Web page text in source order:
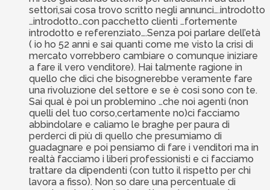
settori,sai cosa trovo scritto negli annunci….introdotto
…introdotto…con pacchetto clienti …fortemente
introdotto e referenziato….Senza poi parlare dell’età
( io ho 52 anni e sai quanti come me visto la crisi di
mercato vorrebbero cambiare o comunque iniziare
a fare il vero venditore). Hai talmente ragione in
quello che dici che bisognerebbe veramente fare
una rivoluzione del settore e se è cosi sono con te.
Sai qual è poi un problemino …che noi agenti (non
quelli del tuo corso,certamente no)ci facciamo
abbindolare e caliamo le braghe per paura di
perderci di più di quello che presumiamo di
guadagnare e poi pensiamo di fare i venditori ma in
realtà facciamo i liberi professionisti e ci facciamo
trattare da dipendenti (con tutto il rispetto per chi
lavora a fisso). Non so dare una percentuale di